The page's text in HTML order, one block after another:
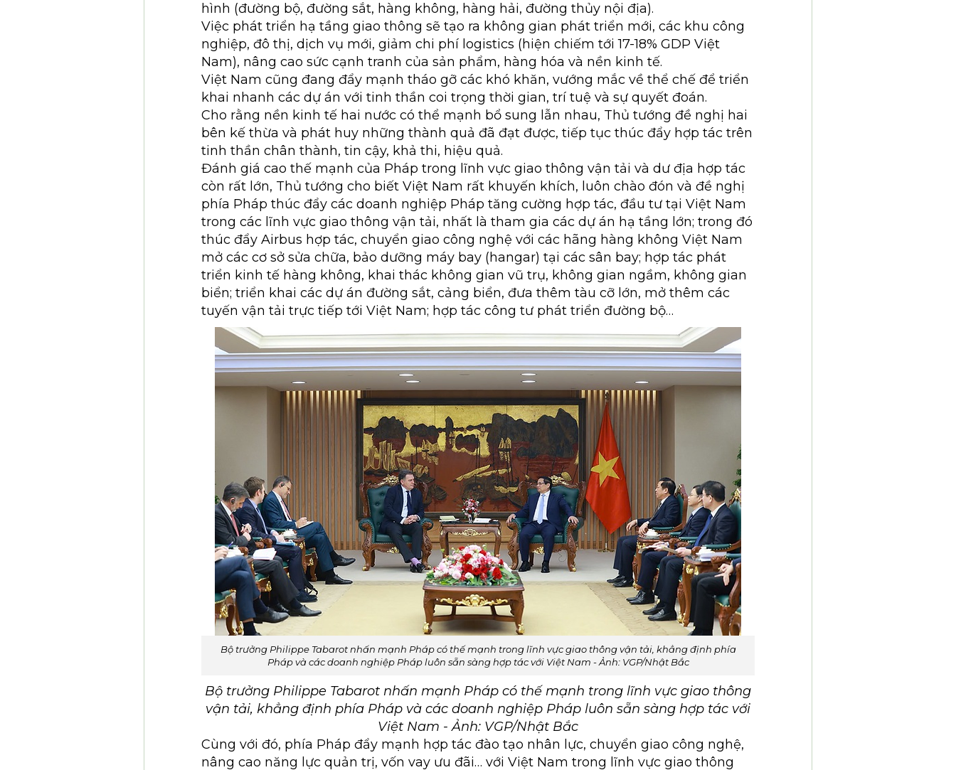
hình (đường bộ, đường sắt, hàng không, hàng hải, đường thủy nội địa).
Việc phát triển hạ tầng giao thông sẽ tạo ra không gian phát triển mới, các khu công
nghiệp, đô thị, dịch vụ mới, giảm chi phí logistics (hiện chiếm tới 17-18% GDP Việt
Nam), nâng cao sức cạnh tranh của sản phẩm, hàng hóa và nền kinh tế.
Việt Nam cũng đang đẩy mạnh tháo gỡ các khó khăn, vướng mắc về thể chế để triển
khai nhanh các dự án với tinh thần coi trọng thời gian, trí tuệ và sự quyết đoán.
Cho rằng nền kinh tế hai nước có thể mạnh bổ sung lẫn nhau, Thủ tướng đề nghị hai
bên kế thừa và phát huy những thành quả đã đạt được, tiếp tục thúc đẩy hợp tác trên
tinh thần chân thành, tin cậy, khả thi, hiệu quả.
Đánh giá cao thế mạnh của Pháp trong lĩnh vực giao thông vận tải và dư địa hợp tác
còn rất lớn, Thủ tướng cho biết Việt Nam rất khuyến khích, luôn chào đón và đề nghị
phía Pháp thúc đẩy các doanh nghiệp Pháp tăng cường hợp tác, đầu tư tại Việt Nam
trong các lĩnh vực giao thông vận tải, nhất là tham gia các dự án hạ tầng lớn; trong đó
thúc đẩy Airbus hợp tác, chuyển giao công nghệ với các hãng hàng không Việt Nam
mở các cơ sở sửa chữa, bảo dưỡng máy bay (hangar) tại các sân bay; hợp tác phát
triển kinh tế hàng không, khai thác không gian vũ trụ, không gian ngầm, không gian
biển; triển khai các dự án đường sắt, cảng biển, đưa thêm tàu cỡ lớn, mở thêm các
tuyến vận tải trực tiếp tới Việt Nam; hợp tác công tư phát triển đường bộ…
Bộ trưởng Philippe Tabarot nhấn mạnh Pháp có thế mạnh trong lĩnh vực giao thông vận tải, khẳng định phía
Pháp và các doanh nghiệp Pháp luôn sẵn sàng hợp tác với Việt Nam - Ảnh: VGP/Nhật Bắc
Bộ trưởng Philippe Tabarot nhấn mạnh Pháp có thế mạnh trong lĩnh vực giao thông
vận tải, khẳng định phía Pháp và các doanh nghiệp Pháp luôn sẵn sàng hợp tác với
Việt Nam - Ảnh: VGP/Nhật Bắc
Cùng với đó, phía Pháp đẩy mạnh hợp tác đào tạo nhân lực, chuyển giao công nghệ,
nâng cao năng lực quản trị, vốn vay ưu đãi… với Việt Nam trong lĩnh vực giao thông